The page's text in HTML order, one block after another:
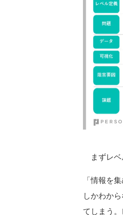
まずレベ
「情報を
しかわか
てしまう